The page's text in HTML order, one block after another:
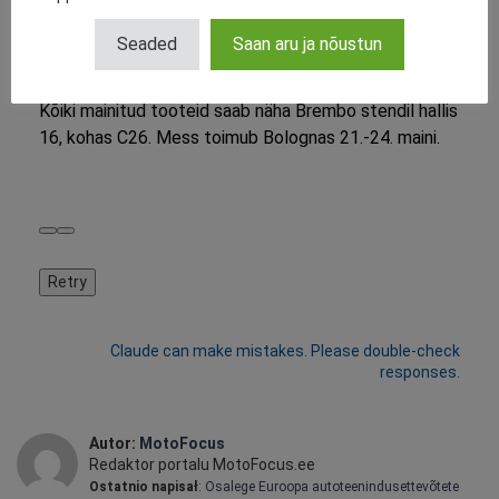
võrreldes malmist lahendustega. Xtra ketaste sarjaga
liitub ka Sport mudel.
Kõiki mainitud tooteid saab näha Brembo stendil hallis
16, kohas C26. Mess toimub Bolognas 21.-24. maini.
Retry
Claude can make mistakes. Please double-check
responses.
Autor: MotoFocus
Redaktor portalu MotoFocus.ee
Ostatnio napisał: Osalege Euroopa autoteenindusettevõtete
Seaded Saan aru ja nõustun